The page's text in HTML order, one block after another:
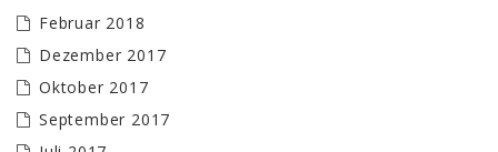
Februar 2018
Dezember 2017
Oktober 2017
September 2017